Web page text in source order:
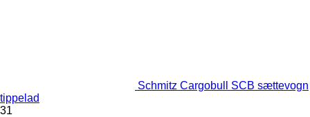
Schmitz Cargobull SCB sættevogn
tippelad
31